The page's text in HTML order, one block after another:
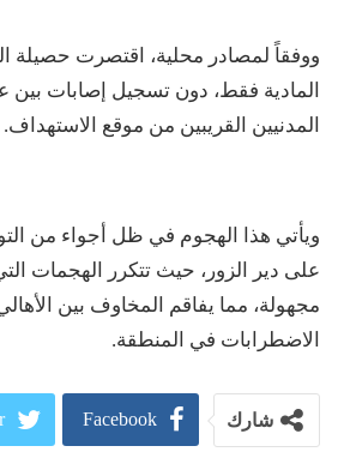
ووفقاً لمصادر محلية، اقتصرت حصيلة
المادية فقط، دون تسجيل إصابات بين
المدنيين القريبين من موقع الاستهداف.
ويأتي هذا الهجوم في ظل أجواء من
على دير الزور، حيث تتكرر الهجمات
مجهولة، مما يفاقم المخاوف بين
الاضطرابات في المنطقة.
شارك Facebook